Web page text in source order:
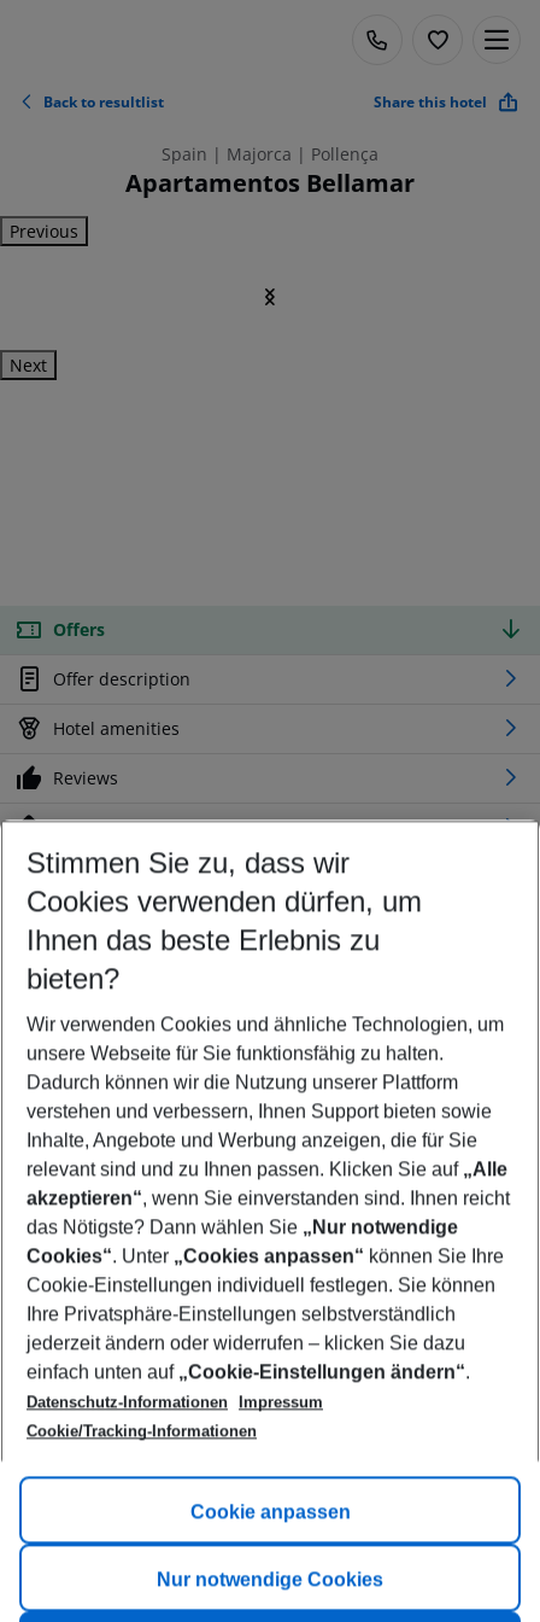
Back to resultlist Share this hotel
Spain | Majorca | Pollença
Apartamentos Bellamar
Previous
Next
Offers
Offer description
Hotel amenities
Reviews
Location
Customize your offer
Find the perfect deal which suits your best
Your departure airport
Any airport
Select your date range
11/08/26–09/08/27 5-8 nights
Who will travel
2 adults No children
Show more filter
Footer
Footer navigation
Title A
Link A
Stimmen Sie zu, dass wir
Cookies verwenden dürfen, um
Ihnen das beste Erlebnis zu
bieten?
Wir verwenden Cookies und ähnliche Technologien, um
unsere Webseite für Sie funktionsfähig zu halten.
Dadurch können wir die Nutzung unserer Plattform
verstehen und verbessern, Ihnen Support bieten sowie
Inhalte, Angebote und Werbung anzeigen, die für Sie
relevant sind und zu Ihnen passen. Klicken Sie auf „Alle
akzeptieren“, wenn Sie einverstanden sind. Ihnen reicht
das Nötigste? Dann wählen Sie „Nur notwendige
Cookies“. Unter „Cookies anpassen“ können Sie Ihre
Cookie-Einstellungen individuell festlegen. Sie können
Ihre Privatsphäre-Einstellungen selbstverständlich
jederzeit ändern oder widerrufen – klicken Sie dazu
einfach unten auf „Cookie-Einstellungen ändern“.
Datenschutz-Informationen
Impressum
Cookie/Tracking-Informationen
Cookie anpassen
Nur notwendige Cookies